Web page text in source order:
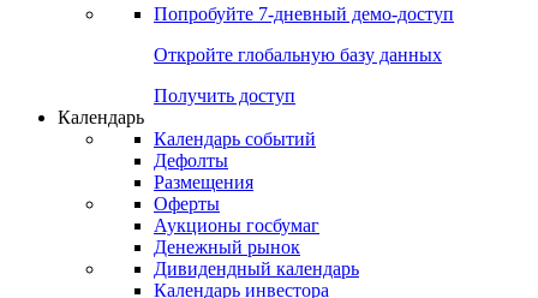
Валютные и процентные свопы
Корпоративные CDS
Попробуйте7-дневный
Откройте глобальную базу данных
Получить доступ
Календарь
Календарь событий
Дефолты
Размещения
Оферты